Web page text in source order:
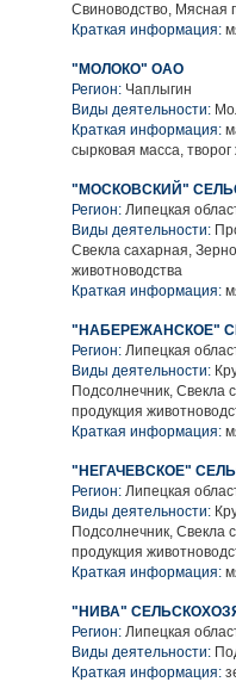
Свиноводство, Мясная
Краткая информация:
"МОЛОКО" ОАО
Регион: Чаплыгин
Виды деятельности:
Краткая информация:
сырковая масса,
"МОСКОВСКИЙ"
Регион: Липецкая
Виды деятельности:
Свекла сахарная,
животноводства
Краткая информация:
"НАБЕРЕЖАНСКОЕ"
Регион: Липецкая
Виды деятельности:
Подсолнечник, Свекла
продукция
Краткая информация:
"НЕГАЧЕВСКОЕ"
Регион: Липецкая
Виды деятельности:
Подсолнечник, Свекла
продукция
Краткая информация:
"НИВА"
Регион: Липецкая
Виды деятельности:
Краткая информация: